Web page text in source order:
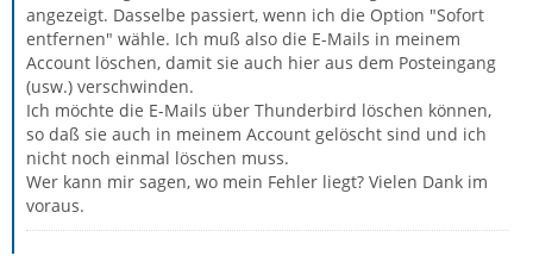
angezeigt. Dasselbe passiert, wenn ich die Option "Sofort
entfernen" wähle. Ich muß also die E-Mails in meinem
Account löschen, damit sie auch hier aus dem Posteingang
(usw.) verschwinden.
Ich möchte die E-Mails über Thunderbird löschen können,
so daß sie auch in meinem Account gelöscht sind und ich
nicht noch einmal löschen muss.
Wer kann mir sagen, wo mein Fehler liegt? Vielen Dank im
voraus.